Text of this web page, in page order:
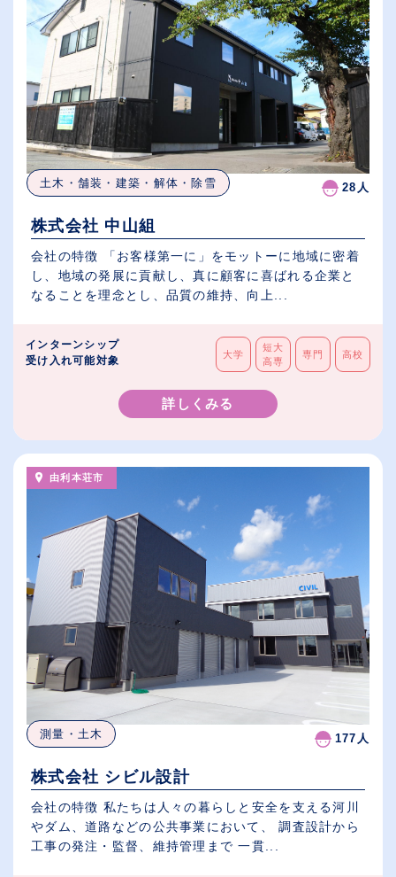
土木・舗装・建築・解体・除雪 28人
株式会社 中山組
会社の特徴 「お客様第一に」をモットーに地域に密着
し、地域の発展に貢献し、真に顧客に喜ばれる企業と
なることを理念とし、品質の維持、向上...
インターンシップ
受け入れ可能対象
大学
短大
高専
専門 高校
詳しくみる
由利本荘市
測量・土木 177人
株式会社 シビル設計
会社の特徴 私たちは人々の暮らしと安全を支える河川
やダム、道路などの公共事業において、 調査設計から
工事の発注・監督、維持管理まで 一貫...